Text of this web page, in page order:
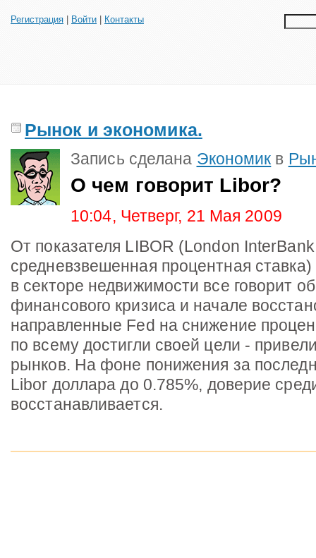
Регистрация Войти Контакты
Рынок и экономика.
Запись сделана Экономик в
О чем говорит Libor?
10:04, Четверг, 21 Мая 2009
От показателя LIBOR (London
средневзвешенная процентная
в секторе недвижимости все говорит
финансового кризиса и начале
направленные Fed на снижение
по всему достигли своей цели -
рынков. На фоне понижения за
Libor доллара до 0.785%, доверие
восстанавливается.